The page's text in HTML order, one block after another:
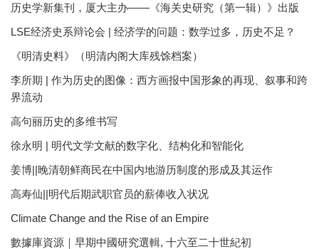
历史学新集刊，厦大主办——《海关史研究（第一辑）》出版
LSE经济史系辩论会 | 经济学的问题：数学过多，历史不足？
《明清史料》（明清内阁大库残馀档案）
李所期 | 作为历史的图像：西方画报中国形象的再现、叙事和跨
界流动
高句丽历史的多维书写
徐永明 | 明代文学文献的数字化、结构化和智能化
姜博||晚清朝鲜商民在中国内地游历制度的形成及其运作
高寿仙||明代后期武职官员的薪俸收入状况
Climate Change and the Rise of an Empire
數據庫資源｜早期中國研究選輯, 十六至二十世紀初